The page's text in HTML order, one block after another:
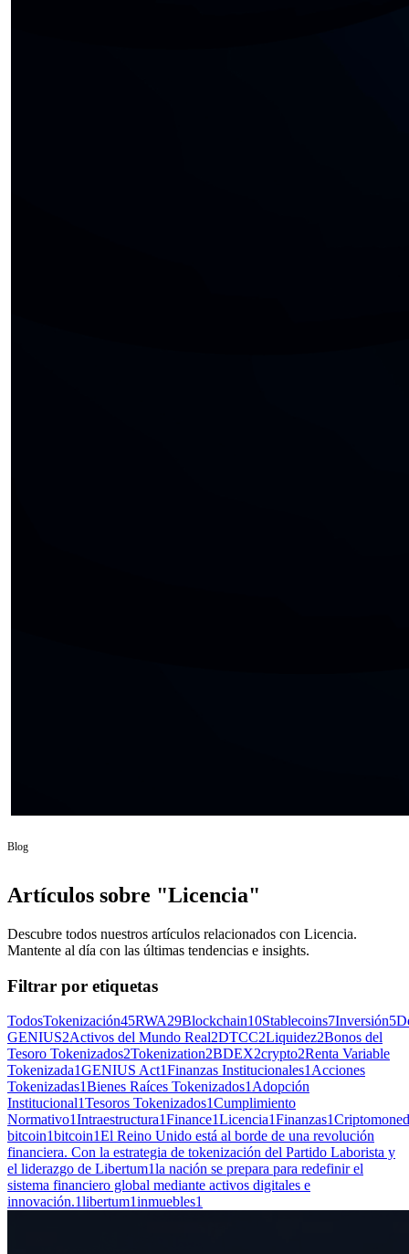
Blog
Artículos sobre "Licencia"
Descubre todos nuestros artículos relacionados con Licencia.
Mantente al día con las últimas tendencias e insights.
Filtrar por etiquetas
TodosTokenización45RWA29Blockchain10Stablecoins7Inversión5
GENIUS2Activos del Mundo Real2DTCC2Liquidez2Bonos del
Tesoro Tokenizados2Tokenization2BDEX2crypto2Renta Variable
Tokenizada1GENIUS Act1Finanzas Institucionales1 Acciones
Tokenizadas1Bienes Raíces Tokenizados1 Adopción
Institucional1Tesoros Tokenizados1Cumplimiento
Normativo1Intraestructura1Finance1Licencia1Finanzas1
bitcoin1bitcoin1El Reino Unido está al borde de una revolución
financiera. Con la estrategia de tokenización del Partido Laborista y
el liderazgo de Libertum1la nación se prepara para redefinir el
sistema financiero global mediante activos digitales e
innovación.1libertum1inmuebles1